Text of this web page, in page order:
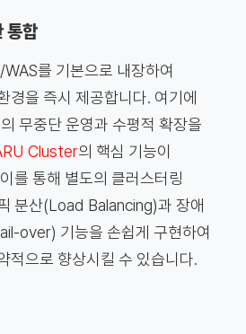
통합
를 기본으로 내장하여
경을 즉시 제공합니다. 여기에
무중단 운영과 수평적 확장을
Cluster의 핵심 기능이
를 통해 별도의 클러스터링
분산(Load Balancing)과 장애
over) 기능을 손쉽게 구현하여
적으로 향상시킬 수 있습니다.